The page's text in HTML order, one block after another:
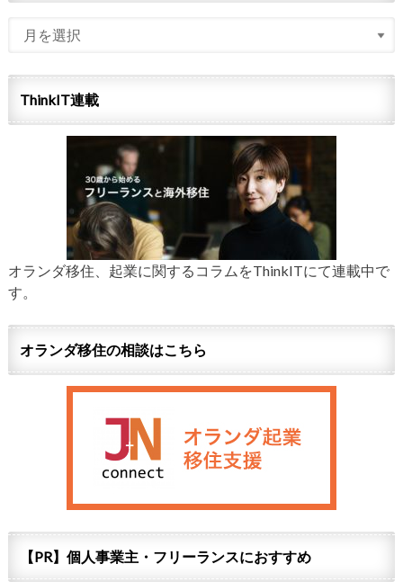
ThinkIT連載
オランダ移住、起業に関するコラムをThinkITにて連載中で
す。
オランダ移住の相談はこちら
【PR】個人事業主・フリーランスにおすすめ